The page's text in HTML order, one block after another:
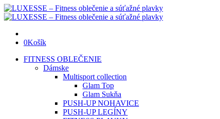
0Košík
FITNESS OBLEČENIE
Dámske
Multisport collection
Glam Top
Glam Sukňa
PUSH-UP NOHAVICE
PUSH-UP LEGÍNY